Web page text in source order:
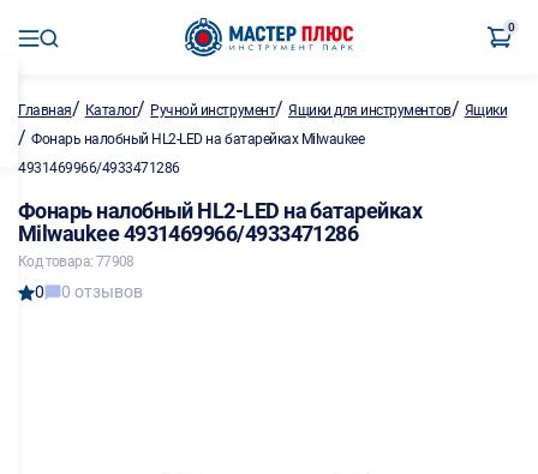
0
Главная/ Каталог/ Ручной инструмент/Ящики для инструментов/ Ящики
/ Фонарь налобный HL2-LED на батарейках Milwaukee
4931469966/4933471286
Фонарь налобный HL2-LED на батарейках
Milwaukee 4931469966/4933471286
Код товара: 77908
0 0 отзывов